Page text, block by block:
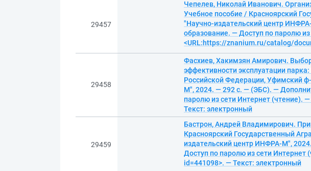
29457
Чепелев, Николай Иванович.
Учебное пособие / Красноярский
"Научно-издательский центр
образование. — Доступ по паролю
<URL:https://znanium.ru/catalog/
29458
Фасхиев, Хакимзян Амирович.
эффективности эксплуатации
Российской Федерации, Уфимский
М", 2024. — 292 с. — (ЭБС). —
паролю из сети Интернет (чтение).
Текст: электронный
29459
Бастрон, Андрей Владимирович.
Красноярский Государственный
издательский центр ИНФРА-М",
Доступ по паролю из сети
id=441098>. — Текст: электронный